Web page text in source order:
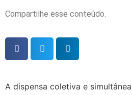
Compartilhe esse conteúdo.
A dispensa coletiva e